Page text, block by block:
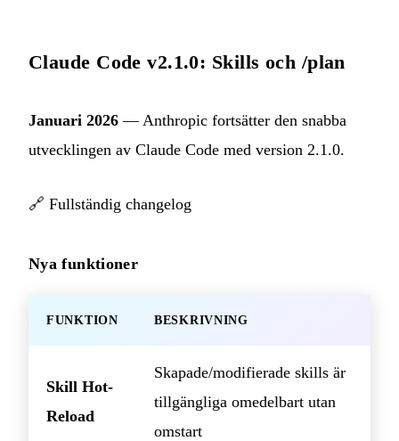
Claude Code v2.1.0: Skills och /plan
Januari 2026 — Anthropic fortsätter den snabba
utvecklingen av Claude Code med version 2.1.0.
🔗 Fullständig changelog
Nya funktioner
FUNKTION BESKRIVNING
Skill Hot-
Reload
Skapade/modifierade skills är
tillgängliga omedelbart utan
omstart